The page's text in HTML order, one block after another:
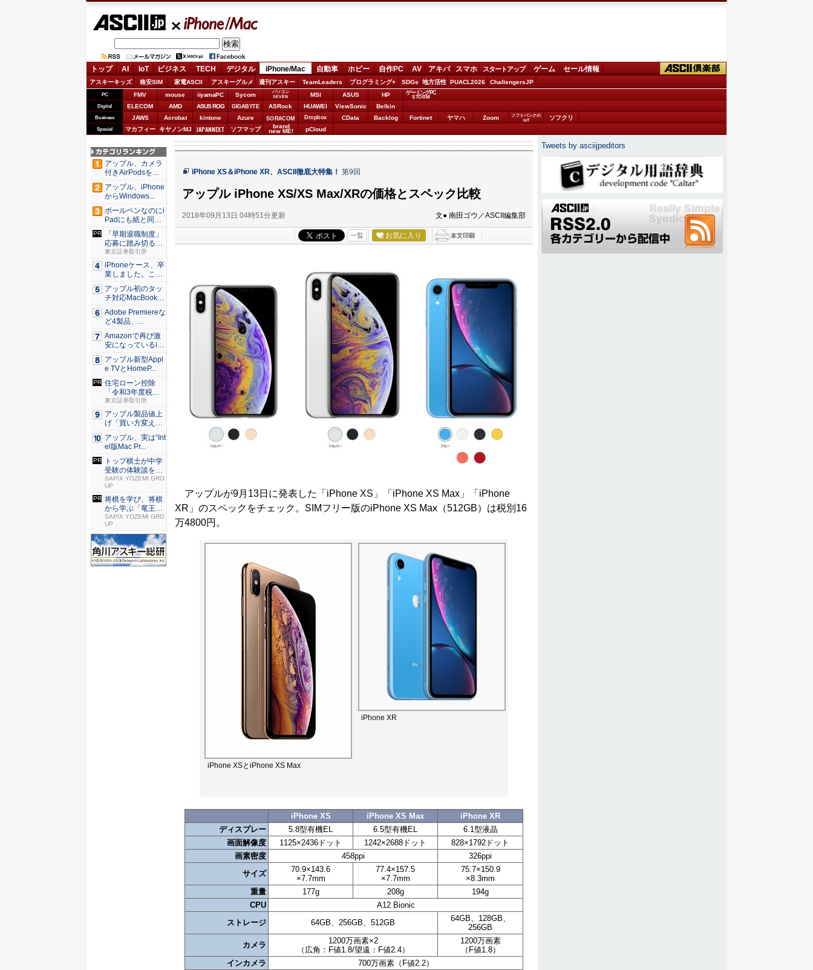
iPhone/Mac
トップ AI IoT ビジネス TECH デジタル iPhone/Mac 自動車 ホビー 自作PC AV アキバ スマホ スタートアップ ゲーム セール情報
アスキーキッズ 格安SIM 家電ASCII アスキーグルメ 週刊アスキー TeamLeaders プログラミング+ SDGs 地方活性 PUACL2026 ChallengersJP
PC FMV mouse iiyamaPC Sycom
パソコン
SEVEN
MSI ASUS HP ゲーミングPC
STORM
Digital ELECOM AMD ASUS ROG GIGABYTE ASRock HUAWEI ViewSonic Belkin
Business JAWS Acrobat kintone Azure SORACOM Dropbox CData Backlog Fortinet ヤマハ Zoom
ソフトバンクの
IoT
ソフクリ
Special マカフィー キヤノンMJ JAPANNEXT ソフマップ brand
new ME! pCloud
iPhone XS＆iPhone XR、ASCII徹底大特集！ 第9回
アップル iPhone XS/XS Max/XRの価格とスペック比較
2018年09月13日 04時51分更新 文● 南田ゴウ／ASCII編集部
一覧 お気に入り
アップルが9月13日に発表した「iPhone XS」「iPhone XS Max」「iPhone
XR」のスペックをチェック。SIMフリー版のiPhone XS Max（512GB）は税別16
万4800円。
iPhone XSとiPhone XS Max
iPhone XR
iPhone XS iPhone XS Max
iPhone XR
ディスプレー
5.8型有機EL 6.5型有機EL
6.1型液晶
画面解像度
1125×2436ドット 1242×2688ドット
828×1792ドット
画素密度
458ppi
326ppi
サイズ
70.9×143.6
×7.7mm
77.4×157.5
×7.7mm
75.7×150.9
×8.3mm
重量
177g 208g
194g
CPU
A12 Bionic
ストレージ
64GB、256GB、512GB
64GB、128GB、
256GB
カメラ
1200万画素×2
（広角：F値1.8/望遠：F値2.4）
1200万画素
（F値1.8）
インカメラ
700万画素（F値2.2）
アップル、カメラ
付きAirPodsを年
内...
アップル、iPhone
からWindows...
ボールペンなのにi
Padにも紙と同じ
滑ら...
「早期退職制度」
応募に踏み切る判
断ポイン...
東京証券取引所
iPhoneケース、卒
業しました。これ
か...
アップル初のタッ
チ対応MacBook、
早...
Adobe Premiereな
ど4製品、...
Amazonで再び激
安になっているiP
h...
アップル新型Appl
e TVとHomeP...
住宅ローン控除
「令和3年度税制
改正」での...
東京証券取引所
アップル製品値上
げ「買い方変え
る」9割超...
アップル、実は“Int
el版Mac Pr...
トップ棋士が中学
受験の体験談を語
る特別座...
SAPIX YOZEMI GRO
UP
将棋を学び、将棋
から学ぶ「竜王セ
ッション...
SAPIX YOZEMI GRO
UP
Tweets by asciijpeditors